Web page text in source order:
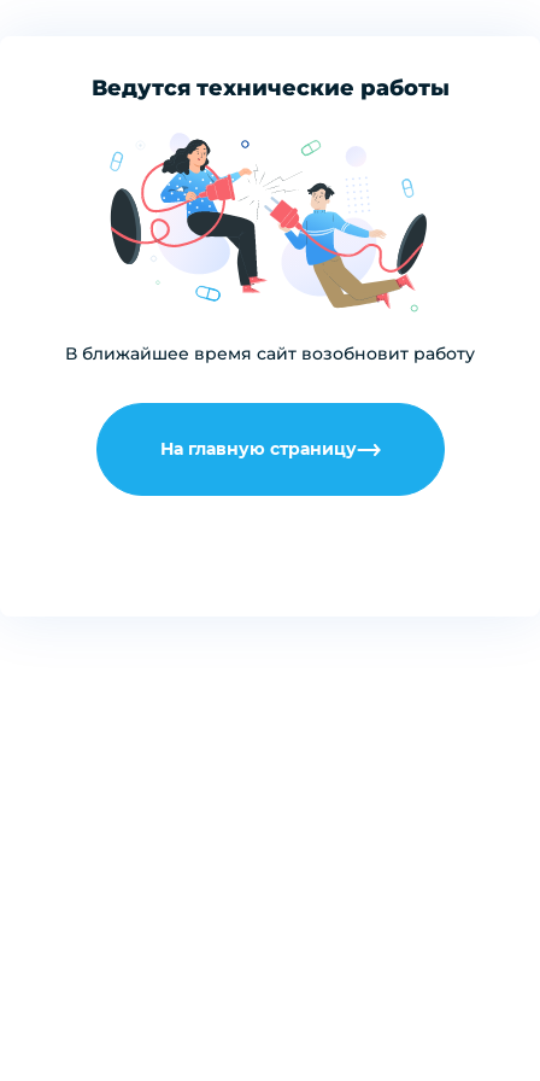
Ведутся технические работы
В ближайшее время сайт возобновит работу
На главную страницу